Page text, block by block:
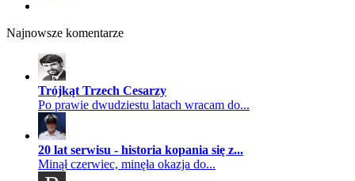
Najnowsze komentarze
Trójkąt Trzech Cesarzy
Po prawie dwudziestu latach wracam do...
20 lat serwisu - historia kopania się z...
Minął czerwiec, minęła okazja do...